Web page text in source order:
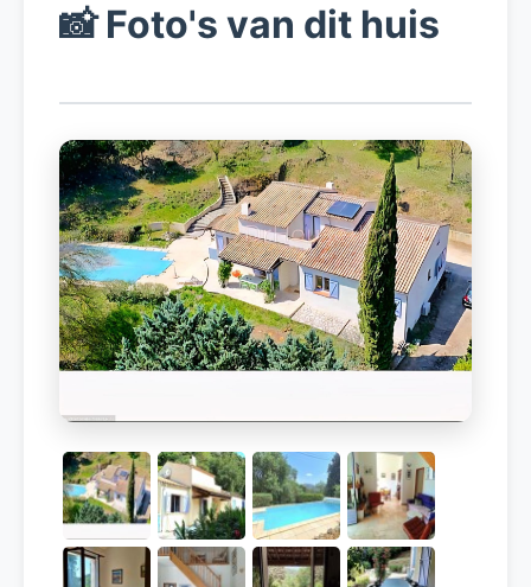
📸Foto's van dit huis